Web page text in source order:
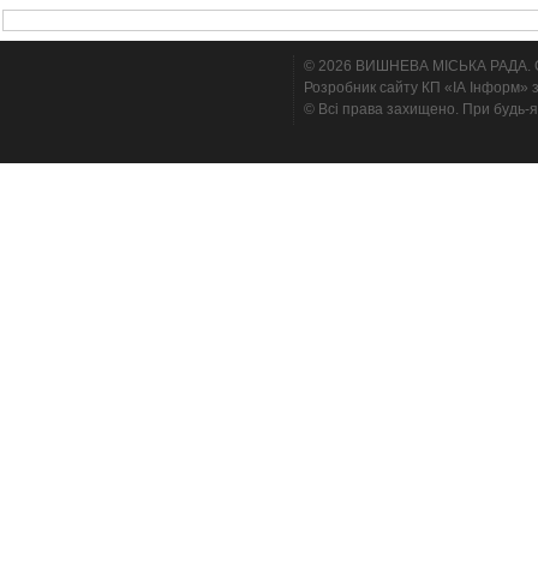
© 2026 ВИШНЕВА МІСЬКА РАДА.
Розробник сайту КП «ІА Інформ»
© Всі права захищено. При будь-